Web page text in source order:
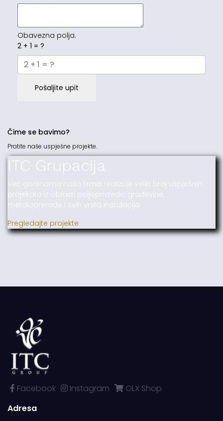
Obavezna polja.
2 + 1 = ?
Pošaljite upit
Čime se bavimo?
Pratite naše uspješne projekte.
ITC Grupacija
Već godinama naša firma realizuje veliki broj uspješnih
projekata iz oblasti poljoprivrede, građevine,
metaloprerade i svih vrsta instalacija.
Pregledajte projekte
Facebook Instagram
OLX Shop
Adresa